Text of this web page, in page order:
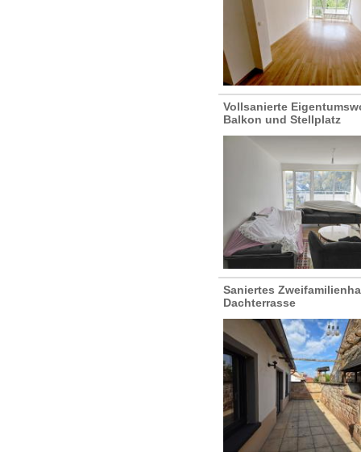
Vollsanierte
Balkon und Stellplatz
Saniertes
Dachterrasse